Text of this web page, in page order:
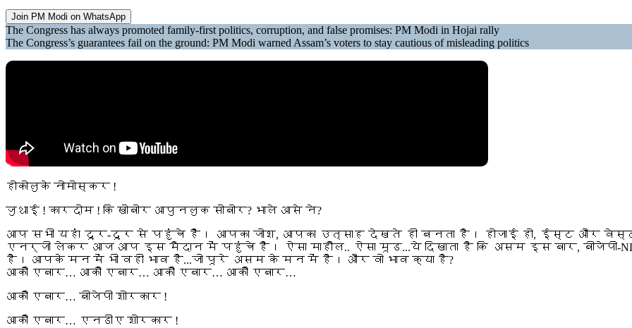
Join PM Modi on WhatsApp
The Congress has always promoted family-first politics, corruption, and false promises: PM Modi in Hojai rally
The Congress’s guarantees fail on the ground: PM Modi warned Assam’s voters to stay cautious of misleading politics
होकोलुके नोमोस्कर !
जुथाई ! कारदोम ! कि खोबोर आपुनलुक सोबोर? भाले आसे ने?
आप सभी यहां दूर-दूर से पहुंचे हैं। आपका जोश, आपका उत्साह देखते ही बनता है। होजाई हो, ईस्ट और वेस्ट
एनर्जी लेकर आज आप इस मैदान में पहुंचे हैं। ऐसा माहौल.. ऐसा मूड...ये दिखाता है कि असम इस बार, बीजेपी-
है। आपके मन में भी वही भाव है...जो पूरे असम के मन में है। और वो भाव क्या है?
आकौ एबार… आकौ एबार… आकौ एबार… आकौ एबार…
आकौ एबार… बीजेपी शोरकार !
आकौ एबार… एनडीए शोरकार !